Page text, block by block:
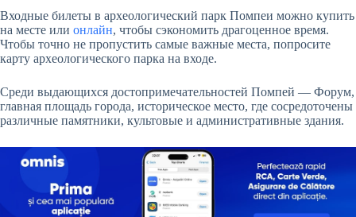
Входные билеты в археологический парк Помпеи можно купить
на месте или онлайн, чтобы сэкономить драгоценное время.
Чтобы точно не пропустить самые важные места, попросите
карту археологического парка на входе.
Среди выдающихся достопримечательностей Помпей — Форум,
главная площадь города, историческое место, где сосредоточены
различные памятники, культовые и административные здания.